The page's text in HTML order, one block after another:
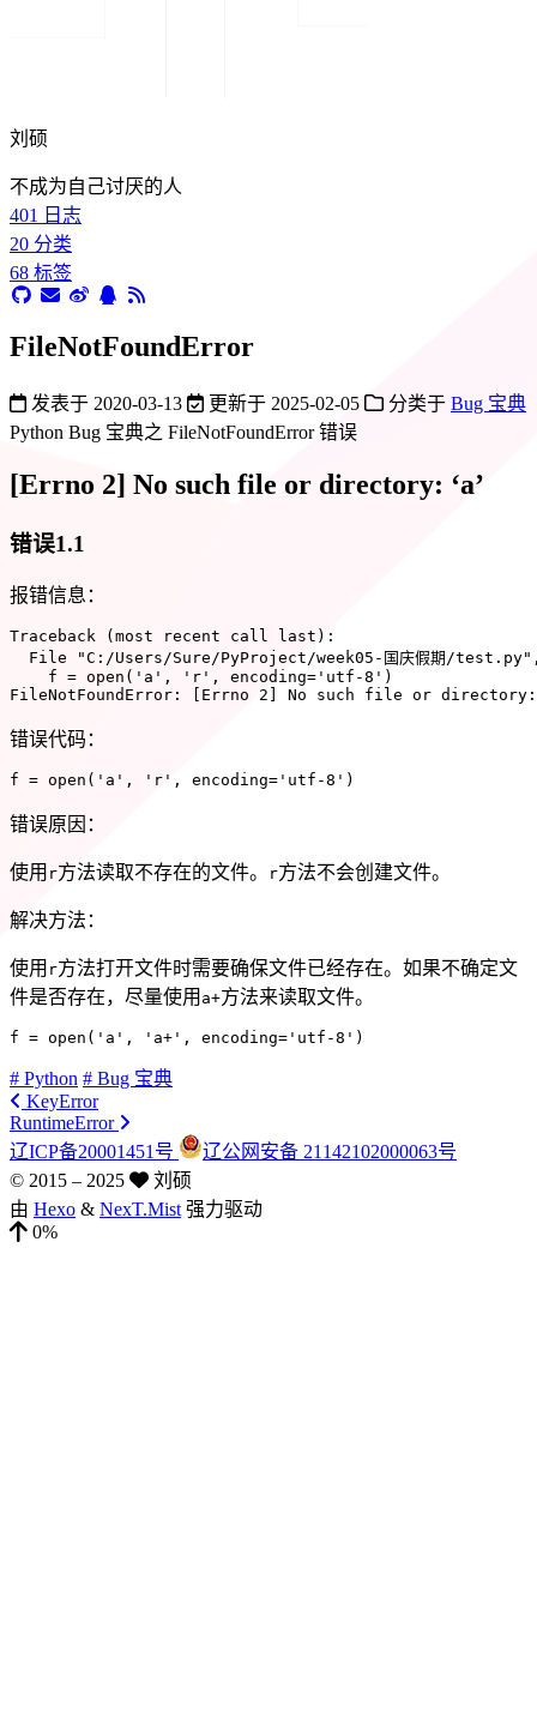
刘硕
不成为自己讨厌的人
401
日志
20 分类
68 标签
FileNotFoundError
发表于 2020-03-13 更新于 2025-02-05 分类于 Bug 宝典
Python Bug 宝典之 FileNotFoundError 错误
[Errno 2] No such file or directory: ‘a’
错误1.1
报错信息：
Traceback ( most recent call last ) :
  File
"C:/Users/Sure/PyProject/week05-国庆假期/test.py"
    f
= open ( 'a' , 'r' , encoding= 'utf-8' )
FileNotFoundError : Errno 2 No such file or directory :
错误代码：
f = open ( 'a' , 'r' , encoding= 'utf-8' )
错误原因：
使用 r方法读取不存在的文件。 r方法不会创建文件。
解决方法：
使用 r方法打开文件时需要确保文件已经存在。如果不确定文
件是否存在，尽量使用 a+方法来读取文件。
f = open ( 'a' , 'a+' , encoding= 'utf-8' )
# Python # Bug 宝典
KeyError
RuntimeError
辽ICP备20001451号
辽公网安备 21142102000063号
© 2015 – 2025
刘硕
由 Hexo & NexT.Mist 强力驱动
0%